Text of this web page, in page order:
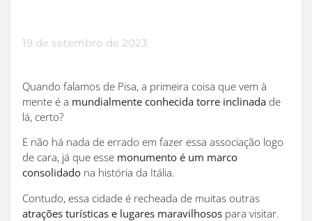
19 de setembro de 2023
Quando falamos de Pisa, a primeira coisa que vem à
mente é a mundialmente conhecida torre inclinada de
lá, certo?
E não há nada de errado em fazer essa associação logo
de cara, já que esse monumento é um marco
consolidado na história da Itália.
Contudo, essa cidade é recheada de muitas outras
atrações turísticas e lugares maravilhosos para visitar.